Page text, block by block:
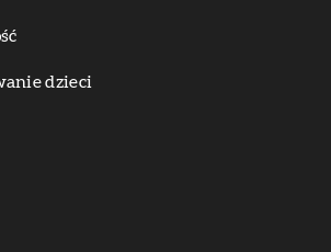
dzieci